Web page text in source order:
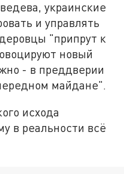
украинские
и управлять
"припрут к
новый
- в преддверии
майдане".
исхода
в реальности всё